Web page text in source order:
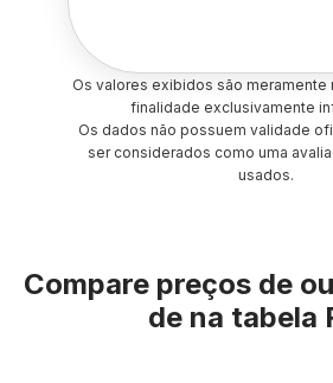
Os valores exibidos são meramente
finalidade exclusivamente
Os dados não possuem validade
ser considerados como uma
usados.
Compare preços de
de na tabela